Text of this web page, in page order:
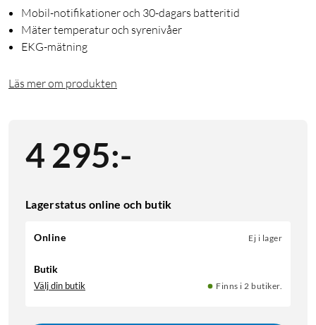
Mobil-notifikationer och 30-dagars batteritid
Mäter temperatur och syrenivåer
EKG-mätning
Läs mer om produkten
4 295:-
Lagerstatus online och butik
Online Ej i lager
Butik
Välj din butik Finns i 2 butiker.